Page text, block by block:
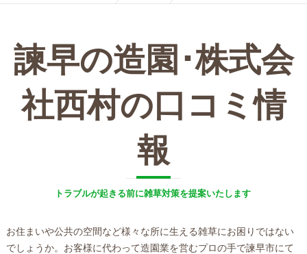
トラブルが起きる前に雑草対策を提案いたします
諫早の造園･株式会
社西村の口コミ情
報
お住まいや公共の空間など様々な所に生える雑草にお困りではない
でしょうか。お客様に代わって造園業を営むプロの手で諫早市にて